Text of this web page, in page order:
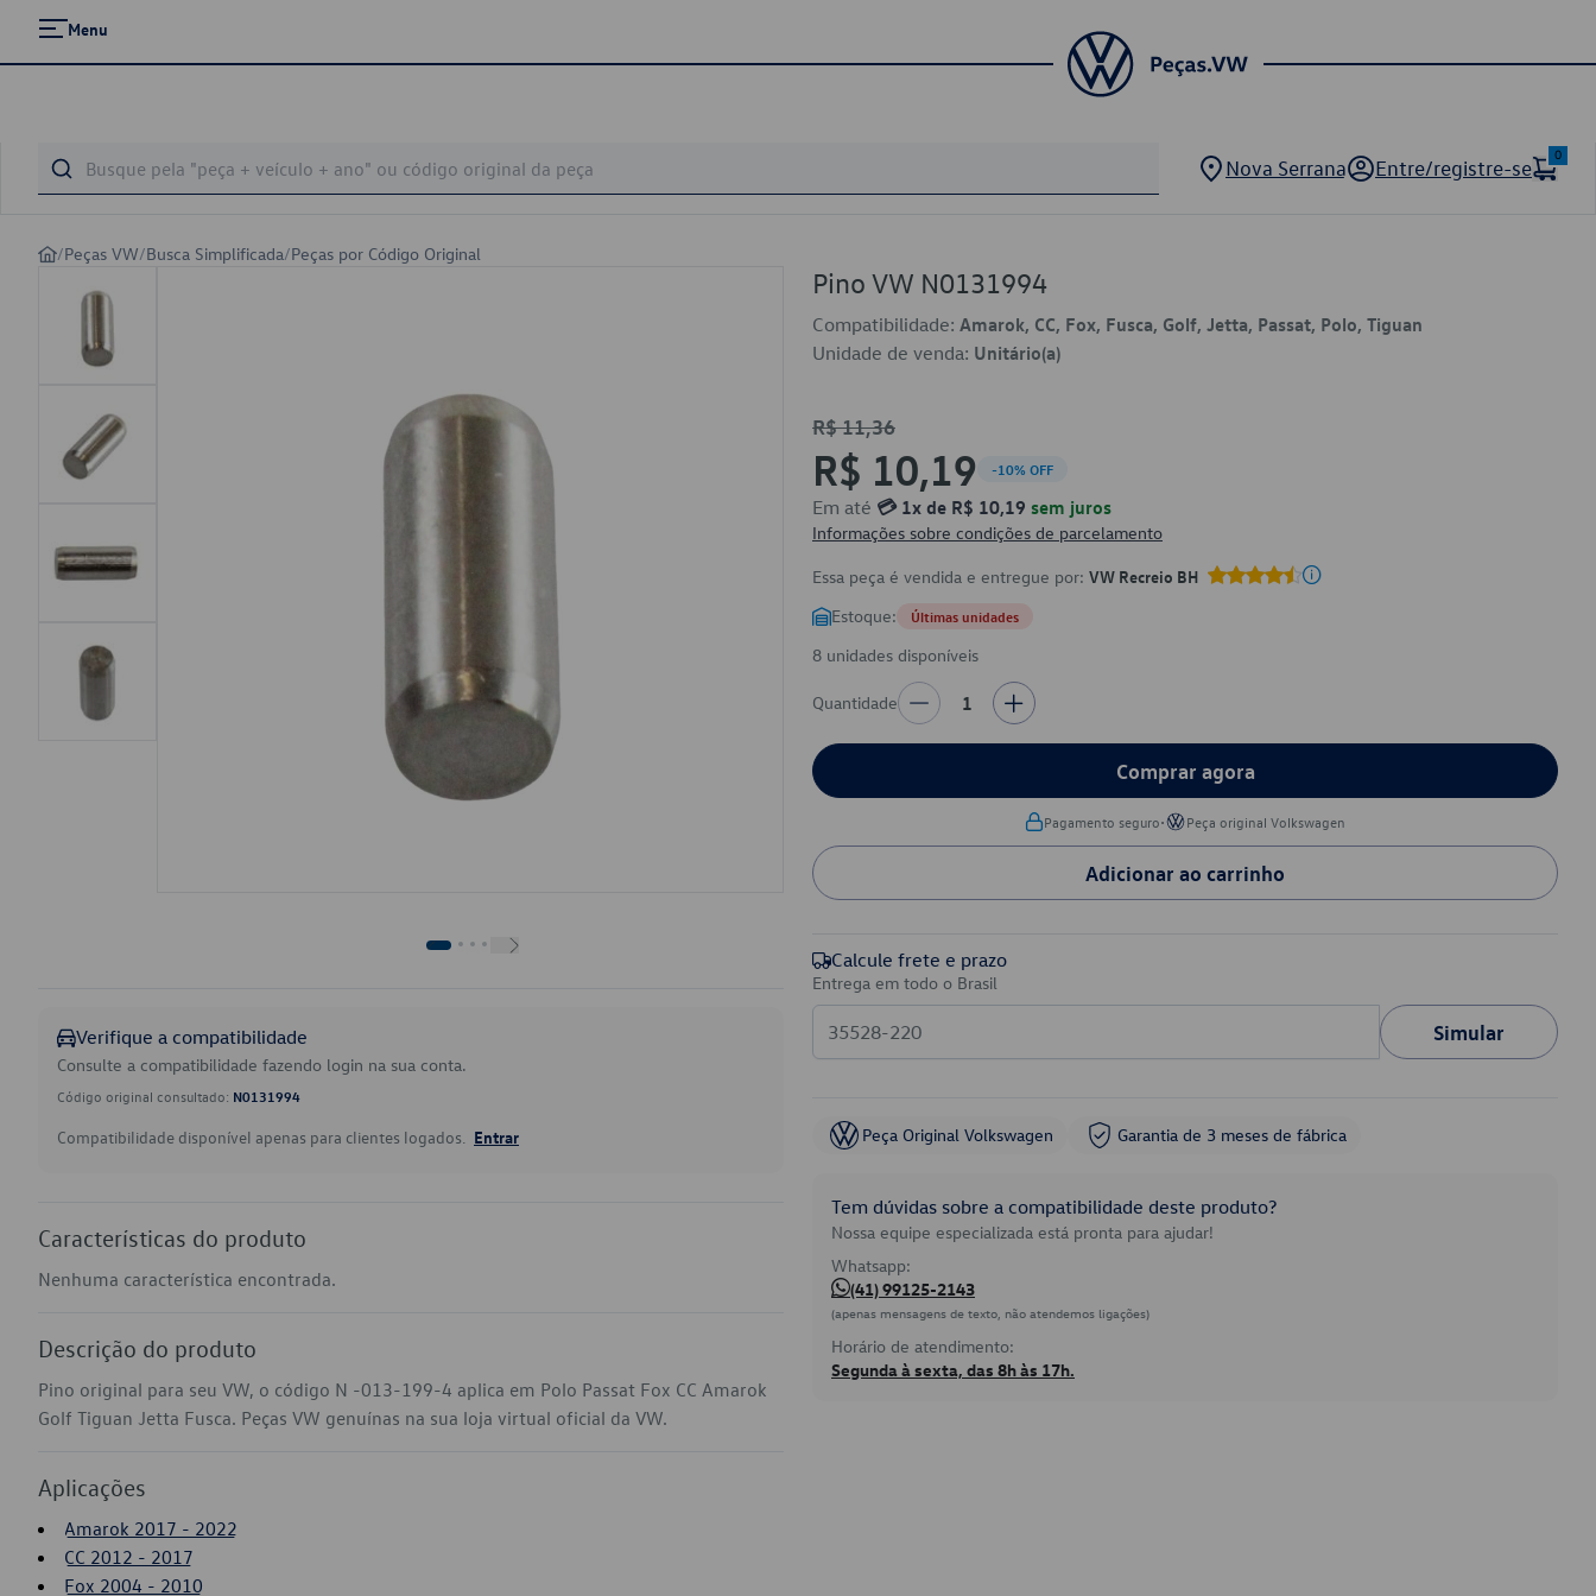
Menu
Nova Serrana Entre/registre-se
0
/Peças VW/Busca Simplificada/Peças por Código Original
Verifique a compatibilidade
Consulte a compatibilidade fazendo login na sua conta.
Código original consultado: N0131994
Compatibilidade disponível apenas para clientes logados. Entrar
Características do produto
Nenhuma característica encontrada.
Descrição do produto
Pino original para seu VW, o código N -013-199-4 aplica em Polo Passat Fox CC Amarok
Golf Tiguan Jetta Fusca. Peças VW genuínas na sua loja virtual oficial da VW.
Aplicações
Amarok 2017 - 2022
CC 2012 - 2017
Fox 2004 - 2010
Pino VW N0131994
Compatibilidade: Amarok, CC, Fox, Fusca, Golf, Jetta, Passat, Polo, Tiguan
Unidade de venda: Unitário(a)
R$ 11,36
R$ 10,19 -10% OFF
Em até 💳 1x de R$ 10,19 sem juros
Informações sobre condições de parcelamento
Essa peça é vendida e entregue por: VW Recreio BH
Estoque: Últimas unidades
8 unidades disponíveis
Quantidade 1
Comprar agora
Pagamento seguro• Peça original Volkswagen
Adicionar ao carrinho
Calcule frete e prazo
Entrega em todo o Brasil
Simular
Peça Original Volkswagen Garantia de 3 meses de fábrica
Tem dúvidas sobre a compatibilidade deste produto?
Nossa equipe especializada está pronta para ajudar!
Whatsapp:
(41) 99125-2143
(apenas mensagens de texto, não atendemos ligações)
Horário de atendimento:
Segunda à sexta, das 8h às 17h.